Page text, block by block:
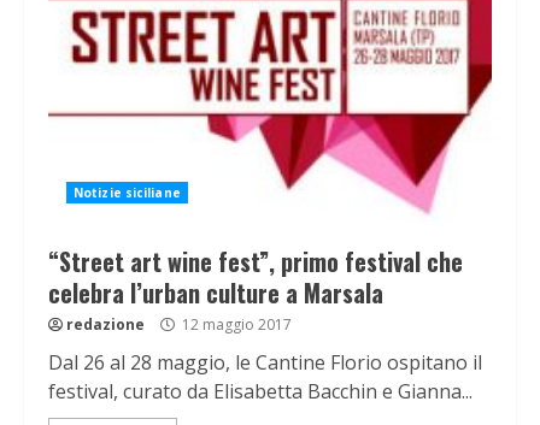
Notizie siciliane
“Street art wine fest”, primo festival che
celebra l’urban culture a Marsala
redazione 12 maggio 2017
Dal 26 al 28 maggio, le Cantine Florio ospitano il
festival, curato da Elisabetta Bacchin e Gianna...